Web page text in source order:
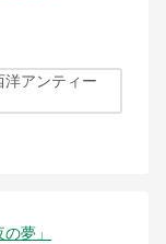
アンティー
夢」